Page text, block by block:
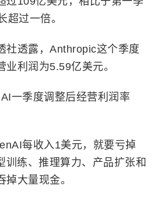
超过一倍。
社透露，Anthropic这个季度
业利润为5.59亿美元。
一季度调整后经营利润率
每收入1美元，就要亏掉
训练、推理算力、产品扩张和
掉大量现金。